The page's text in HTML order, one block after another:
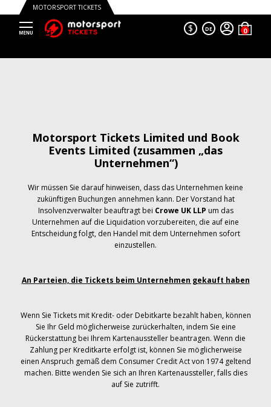
MOTORSPORT TICKETS
$ DE
Motorsport Tickets Limited und Book
Events Limited (zusammen „das
Unternehmen“)
Wir müssen Sie darauf hinweisen, dass das Unternehmen keine
zukünftigen Buchungen annehmen kann. Der Vorstand hat
Insolvenzverwalter beauftragt bei Crowe UK LLP um das
Unternehmen auf die Liquidation vorzubereiten, die auf eine
Entscheidung folgt, den Handel mit dem Unternehmen sofort
einzustellen.
An Parteien, die Tickets beim Unternehmen gekauft haben
Wenn Sie Tickets mit Kredit- oder Debitkarte bezahlt haben, können
Sie Ihr Geld möglicherweise zurückerhalten, indem Sie eine
Rückerstattung bei Ihrem Kartenaussteller beantragen. Wenn die
Zahlung per Kreditkarte erfolgt ist, können Sie möglicherweise
einen Anspruch gemäß dem Consumer Credit Act von 1974 geltend
machen. Bitte wenden Sie sich an Ihren Kartenaussteller, falls dies
auf Sie zutrifft.